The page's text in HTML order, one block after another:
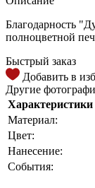
Благодарность
полноцветной
Быстрый заказ
Добавить в
Другие
Характеристики
Материал:
Цвет:
Нанесение:
События: